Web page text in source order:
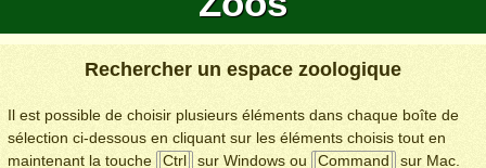
Rechercher un espace zoologique
Il est possible de choisir plusieurs éléments dans chaque boîte de
sélection ci-dessous en cliquant sur les éléments choisis tout en
maintenant la touche
Ctrl sur Windows ou Command
sur Mac.